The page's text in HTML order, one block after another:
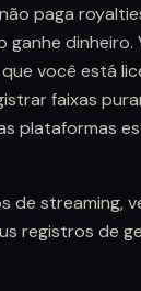
paga
você está
faixas
plataformas
de streaming,
registros de